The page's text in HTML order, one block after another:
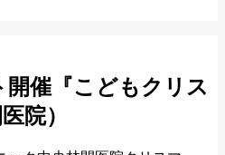
催『こどもクリス
院）